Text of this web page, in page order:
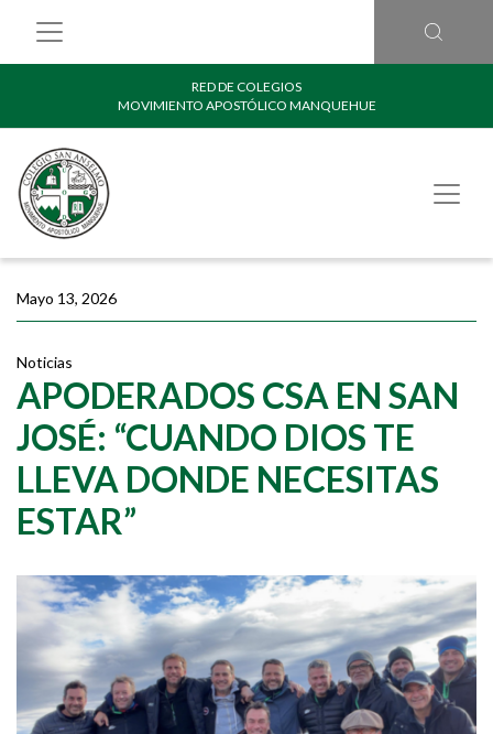
RED DE COLEGIOS
MOVIMIENTO APOSTÓLICO MANQUEHUE
Mayo 13, 2026
Noticias
APODERADOS CSA EN SAN
JOSÉ: “CUANDO DIOS TE
LLEVA DONDE NECESITAS
ESTAR”